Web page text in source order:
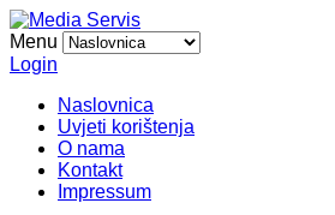
Menu
Login
Naslovnica
Uvjeti korištenja
O nama
Kontakt
Impressum